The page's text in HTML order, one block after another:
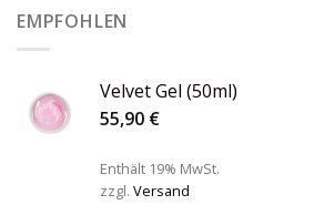
EMPFOHLEN
Velvet Gel (50ml)
55,90 €
Enthält 19% MwSt.
zzgl. Versand